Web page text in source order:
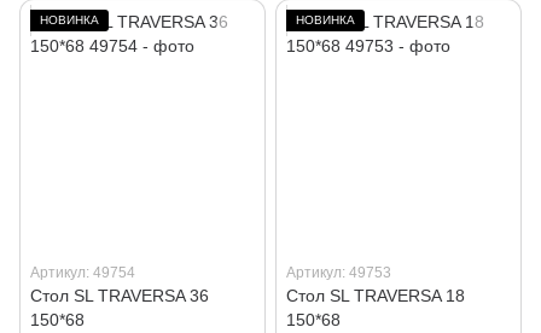
НОВИНКА
Артикул: 49754
Стол SL TRAVERSA 36
150*68
НОВИНКА
Артикул: 49753
Стол SL TRAVERSA 18
150*68